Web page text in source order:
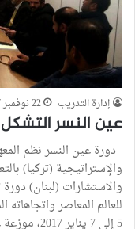
إدارة التدريب 22 نوفمبر 2017
عين النسر
دورة عين النسر نظم
والإستراتيجية (تركيا)
والاستشارات (لبنان)